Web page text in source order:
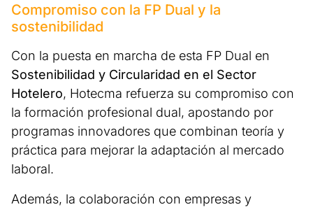
Compromiso con la FP Dual y la
sostenibilidad
Con la puesta en marcha de esta FP Dual en
Sostenibilidad y Circularidad en el Sector
Hotelero, Hotecma refuerza su compromiso con
la formación profesional dual, apostando por
programas innovadores que combinan teoría y
práctica para mejorar la adaptación al mercado
laboral.
Además, la colaboración con empresas y